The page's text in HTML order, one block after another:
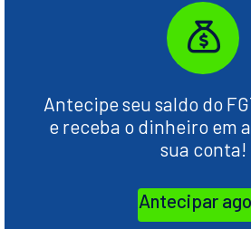
Antecipe seu saldo do
e receba o dinheiro em
sua conta!
Antecipar